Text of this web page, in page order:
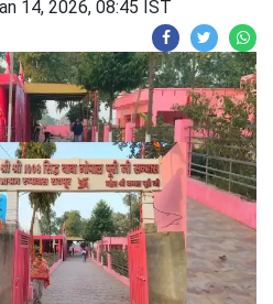
14, 2026, 08:45 IST